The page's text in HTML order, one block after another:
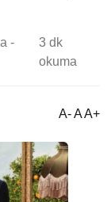
-
3 dk
okuma
A- A A+